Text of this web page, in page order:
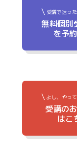
受講で迷っ
無料個別
を予
よし、やっ
受講の
はこ